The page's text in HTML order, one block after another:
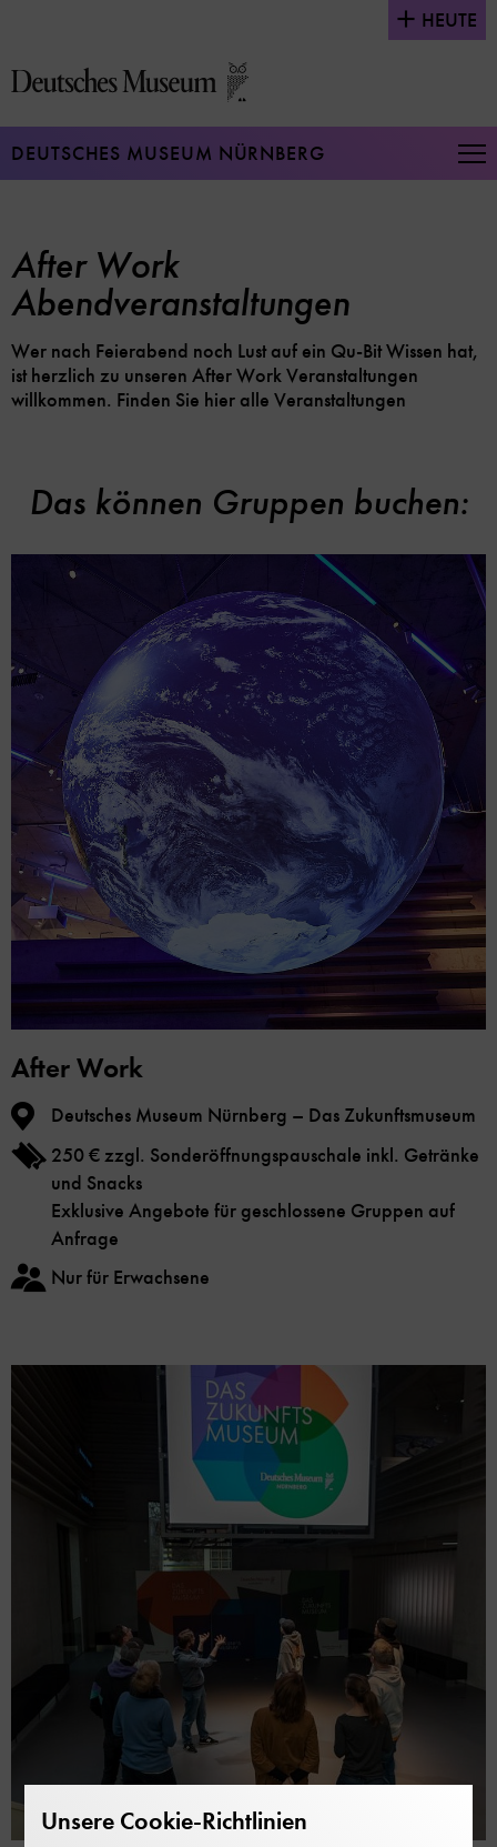
Seiteninhalt
springen
HEUTE
DEUTSCHES MUSEUM NÜRNBERG
After Work
Abendveranstaltungen
Wer nach Feierabend noch Lust auf ein Qu-Bit Wissen hat,
ist herzlich zu unseren After Work Veranstaltungen
willkommen. Finden Sie hier alle Veranstaltungen
Das können Gruppen buchen:
After Work
Deutsches Museum Nürnberg – Das Zukunftsmuseum
250 € zzgl. Sonderöffnungspauschale inkl. Getränke
und Snacks
Exklusive Angebote für geschlossene Gruppen auf
Anfrage
Nur für Erwachsene
Unsere Cookie-Richtlinien